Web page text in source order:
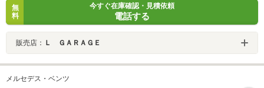
無
料
今すぐ在庫確認・見積依頼
電話する
販売店： Ｌ ＧＡＲＡＧＥ
メルセデス・ベンツ